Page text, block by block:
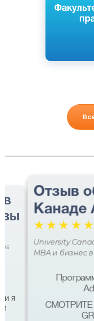
в
я
и
Отзыв
Канаде
☆☆☆ ☆☆
University
MBA и бизнес